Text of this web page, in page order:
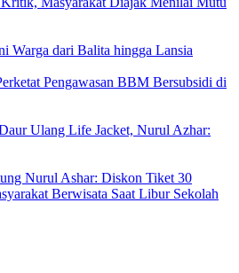
Warga dari Balita hingga Lansia
Pengawasan BBM Bersubsidi di
Ulang Life Jacket, Nurul Azhar:
Nurul Ashar: Diskon Tiket 30
Berwisata Saat Libur Sekolah